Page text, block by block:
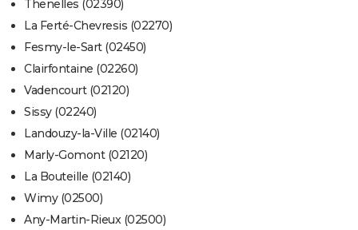
Thenelles (02390)
La Ferté-Chevresis (02270)
Fesmy-le-Sart (02450)
Clairfontaine (02260)
Vadencourt (02120)
Sissy (02240)
Landouzy-la-Ville (02140)
Marly-Gomont (02120)
La Bouteille (02140)
Wimy (02500)
Any-Martin-Rieux (02500)